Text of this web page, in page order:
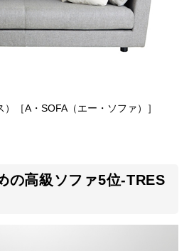
［A・SOFA（エー・ソファ）］
の高級ソファ5位-TRES